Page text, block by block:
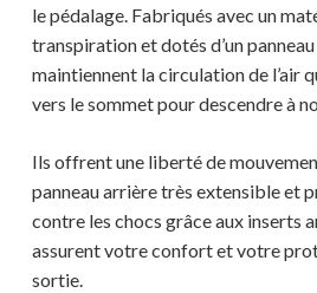
le pédalage. Fabriqués avec un
transpiration et dotés d’un
maintiennent la circulation de l’air
vers le sommet pour descendre à
Ils offrent une liberté de
panneau arrière très extensible et
contre les chocs grâce aux inserts
assurent votre confort et votre
sortie.